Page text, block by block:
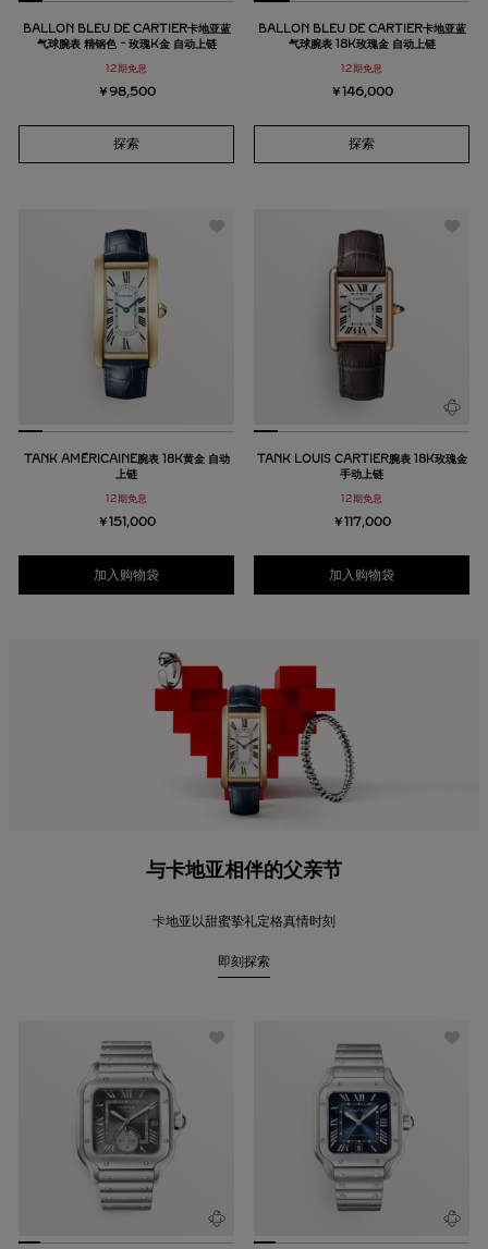
BALLON BLEU DE CARTIER卡地亚蓝
气球腕表 精钢色 - 玫瑰K金 自动上链
12期免息
￥98,500
探索
BALLON BLEU DE CARTIER卡地亚蓝
气球腕表 18K玫瑰金 自动上链
12期免息
￥146,000
探索
TANK AMÉRICAINE腕表 18K黄金 自动
上链
12期免息
￥151,000
加入购物袋
TANK LOUIS CARTIER腕表 18K玫瑰金
手动上链
12期免息
￥117,000
加入购物袋
与卡地亚相伴的父亲节
卡地亚以甜蜜挚礼定格真情时刻
即刻探索